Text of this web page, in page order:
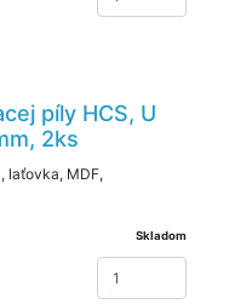
píly HCS, U
2ks
laťovka, MDF,
Skladom